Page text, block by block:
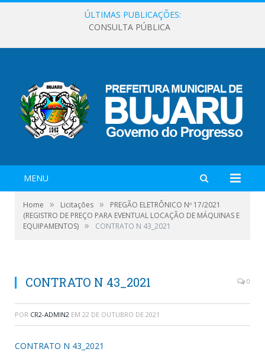
ÚLTIMAS PUBLICAÇÕES:
CONSULTA PÚBLICA
MENU
Home » Licitações »
PREGÃO ELETRÔNICO Nº 17/2021
(REGISTRO DE PREÇO PARA EVENTUAL LOCAÇÃO DE MÁQUINAS E
EQUIPAMENTOS) » CONTRATO N 43_2021
CONTRATO N 43_2021 0
POR CR2-ADMIN2 EM 22 DE OUTUBRO DE 2021
CONTRATO N 43_2021